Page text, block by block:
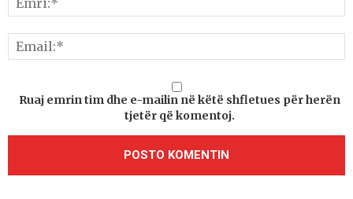
Ruaj emrin tim dhe e-mailin në këtë shfletues për herën
tjetër që komentoj.